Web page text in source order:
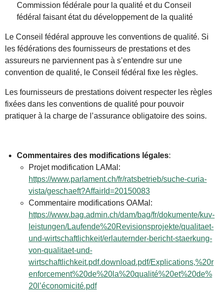
Commission fédérale pour la qualité et du Conseil
fédéral faisant état du développement de la qualité
Le Conseil fédéral approuve les conventions de qualité. Si
les fédérations des fournisseurs de prestations et des
assureurs ne parviennent pas à s’entendre sur une
convention de qualité, le Conseil fédéral fixe les règles.
Les fournisseurs de prestations doivent respecter les règles
fixées dans les conventions de qualité pour pouvoir
pratiquer à la charge de l’assurance obligatoire des soins.
Commentaires des modifications légales:
Projet modification LAMal:
https://www.parlament.ch/fr/ratsbetrieb/suche-curia-
vista/geschaeft?AffairId=20150083
Commentaire modifications OAMal:
https://www.bag.admin.ch/dam/bag/fr/dokumente/kuv-
leistungen/Laufende%20Revisionsprojekte/qualitaet-
und-wirtschaftlichkeit/erlauternder-bericht-staerkung-
von-qualitaet-und-
wirtschaftlichkeit.pdf.download.pdf/Explications,%20r
enforcement%20de%20la%20qualité%20et%20de%
20l’économicité.pdf